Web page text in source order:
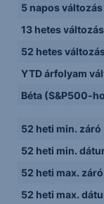
5 napos változás
13 hetes
52 hetes
YTD árfolyam
Béta (S&P500-
52 heti min. záró
52 heti min.
52 heti max. záró
52 heti max.